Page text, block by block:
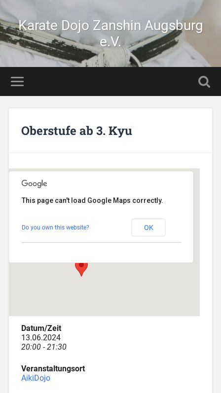
Karate Dojo Zanshin Augsburg
e.V.
Oberstufe ab 3. Kyu
Veranstaltungen
This page can't load Google Maps correctly.
Do you own this website? OK
Datum/Zeit
13.06.2024
20:00 - 21:30
Veranstaltungsort
AikiDojo